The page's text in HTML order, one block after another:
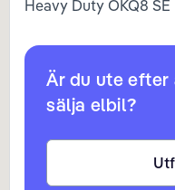
Heavy Duty OKQ8 SE
Är du ute
sälja elbil?